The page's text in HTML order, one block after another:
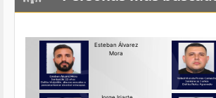
La Delegación
Requerido
2069-2026
Agosto 03, 2026